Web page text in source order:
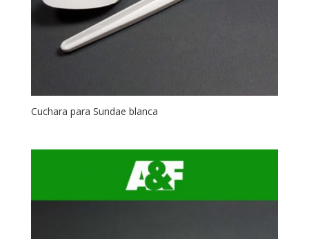
Cuchara para Sundae blanca